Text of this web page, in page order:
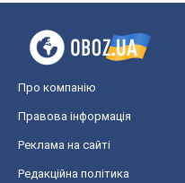
Про компанію
Правова інформація
Реклама на сайті
Редакційна політика